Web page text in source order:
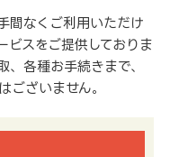
間なくご利用いただけ
スをご提供しておりま
、各種お手続きまで、
ございません。